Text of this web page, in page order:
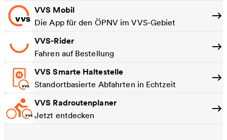
VVS Mobil
Die App für den ÖPNV im VVS-Gebiet
VVS-Rider
Fahren auf Bestellung
VVS Smarte Haltestelle
Standortbasierte Abfahrten in Echtzeit
VVS Radroutenplaner
Jetzt entdecken